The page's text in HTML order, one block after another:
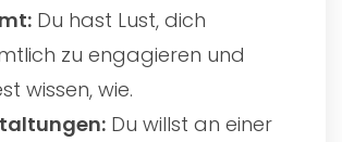
Du hast Lust, dich
zu engagieren und
wissen, wie.
Du willst an einer